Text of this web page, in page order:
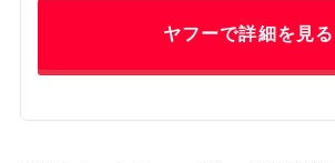
ヤフーで詳細を見る